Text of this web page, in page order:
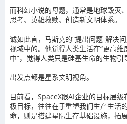
而科幻小说的母题，通常是地球毁灭
思考、英雄救赎、创造新文明体系。
诚如此言，马斯克的“提出问题-解决
视域中的。他觉得人类生活在“更高维
中”，觉得人类只是硅基生命的生物引
出发点都是星系文明视角。
目前看，SpaceX跟AI企业的目标层
极目标，往往在于重塑我们生产生活
命，则是搭建星际生存基础设施，拓